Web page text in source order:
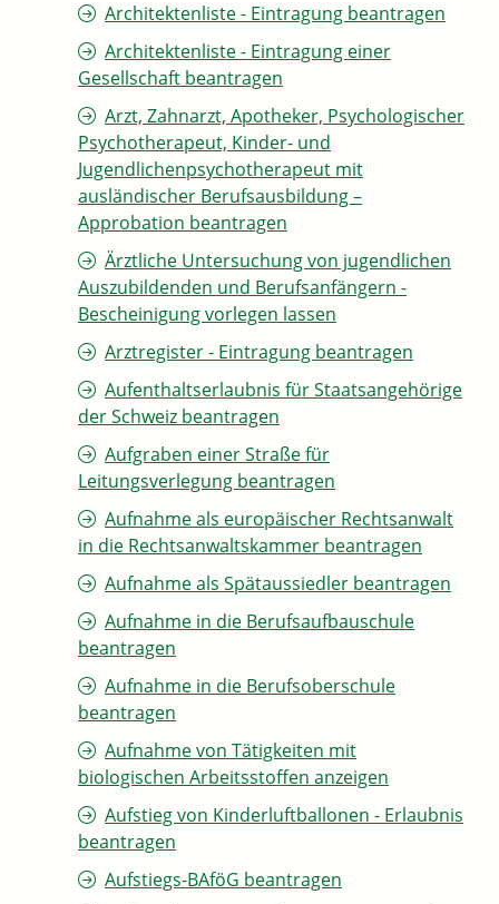
Architektenliste - Eintragung beantragen
Architektenliste - Eintragung einer
Gesellschaft beantragen
Arzt, Zahnarzt, Apotheker, Psychologischer
Psychotherapeut, Kinder- und
Jugendlichenpsychotherapeut mit
ausländischer Berufsausbildung –
Approbation beantragen
Ärztliche Untersuchung von jugendlichen
Auszubildenden und Berufsanfängern -
Bescheinigung vorlegen lassen
Arztregister - Eintragung beantragen
Aufenthaltserlaubnis für Staatsangehörige
der Schweiz beantragen
Aufgraben einer Straße für
Leitungsverlegung beantragen
Aufnahme als europäischer Rechtsanwalt
in die Rechtsanwaltskammer beantragen
Aufnahme als Spätaussiedler beantragen
Aufnahme in die Berufsaufbauschule
beantragen
Aufnahme in die Berufsoberschule
beantragen
Aufnahme von Tätigkeiten mit
biologischen Arbeitsstoffen anzeigen
Aufstieg von Kinderluftballonen - Erlaubnis
beantragen
Aufstiegs-BAföG beantragen